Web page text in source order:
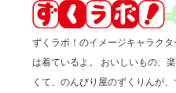
ずくラボ！のイメージキャラク
は着ているよ。 おいしいもの、
くて、のんびり屋のずくりんが